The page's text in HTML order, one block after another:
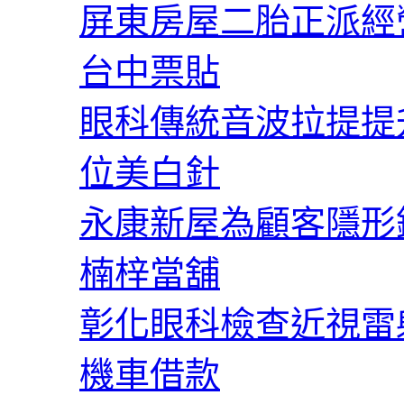
屏東房屋二胎正派
台中票貼
眼科傳統音波拉提
位美白針
永康新屋為顧客隱
楠梓當舖
彰化眼科檢查近視
機車借款